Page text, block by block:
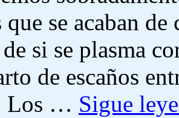
que se acaban
si se plasma
de escaños
Los … Sigue